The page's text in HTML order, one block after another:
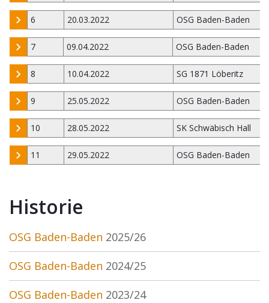
6 20.03.2022 OSG Baden-Baden
7 09.04.2022 OSG Baden-Baden
8 10.04.2022 SG 1871 Löberitz
9 25.05.2022 OSG Baden-Baden
10 28.05.2022 SK Schwäbisch Hall
11 29.05.2022 OSG Baden-Baden
Historie
OSG Baden-Baden 2025/26
OSG Baden-Baden 2024/25
OSG Baden-Baden 2023/24